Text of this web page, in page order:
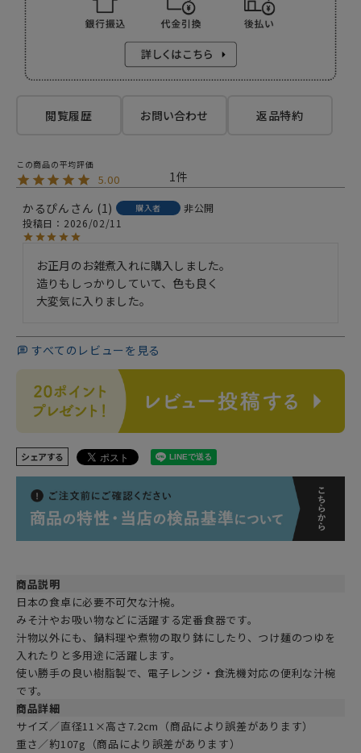
閲覧履歴 お問い合わせ 返品特約
5.00
1
かるぴん
1 購入者
非公開
投稿日
2026/02/11
お正月のお雑煮入れに購入しました。
造りもしっかりしていて、色も良く
大変気に入りました。
すべてのレビューを見る
シェアする
商品説明
日本の食卓に必要不可欠な汁椀。
みそ汁やお吸い物などに活躍する定番食器です。
汁物以外にも、鍋料理や煮物の取り鉢にしたり、つけ麺のつゆを
入れたりと多用途に活躍します。
使い勝手の良い樹脂製で、電子レンジ・食洗機対応の便利な汁椀
です。
商品詳細
サイズ／直径11×高さ7.2cm（商品により誤差があります）
重さ／約107g（商品により誤差があります）